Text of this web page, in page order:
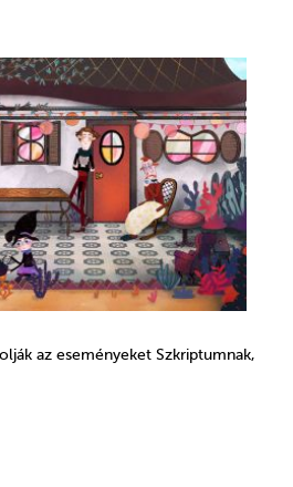
az eseményeket Szkriptumnak,